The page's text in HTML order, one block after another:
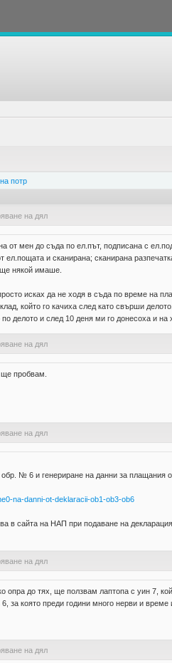
потр
на дял
от мен до съда по ел.път, подписана с
и сканирана; сканирана
някой имаше.
исках да не ходя в съда по време на
който го качиха след като свърши делото.
и след 10 деня ми го донесоха и на
на дял
пробвам.
на дял
№ 6 и генериране на данни за плащания
na-danni-ot-deklaracii-ob1-ob3-ob6
в сайта на НАП при подаване на
на дял
до тях, ще ползвам лаптопа с уин 7,
която преди години много нерви и
на дял